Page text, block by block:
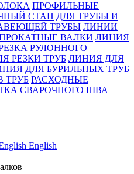
ПРОФИЛЬНЫЕ
СТАН ДЛЯ ТРУБЫ И
ТРУБЫ ЛИНИИ
ВАЛКИ ЛИНИЯ
РУЛОННОГО
РЕЗКИ ТРУБ ЛИНИЯ ДЛЯ
ДЛЯ БУРИЛЬНЫХ ТРУБ
ТРУБ РАСХОДНЫЕ
СВАРОЧНОГО ШВА
English